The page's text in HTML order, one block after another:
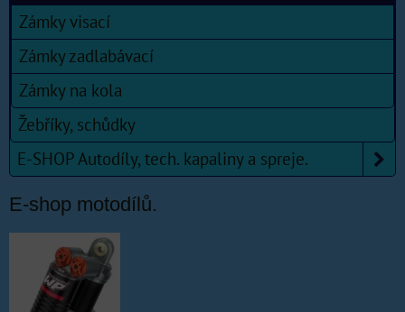
Zámky visací
Zámky zadlabávací
Zámky na kola
Žebříky, schůdky
E-SHOP Autodíly, tech. kapaliny a spreje.
E-shop motodílů.